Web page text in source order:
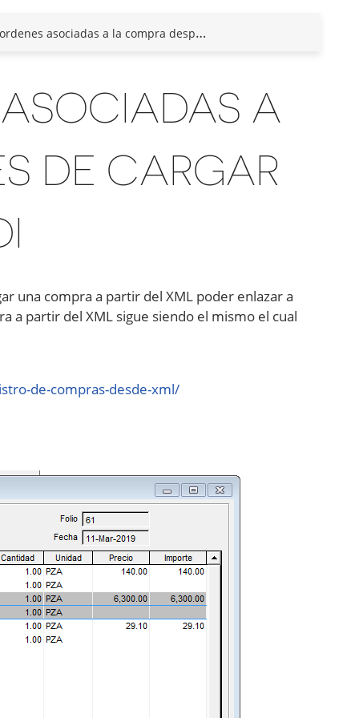
asociadas a la compra después de cargar un CFDI
A
DE CARGAR
una compra a partir del XML poder enlazar a
a partir del XML sigue siendo el mismo el cual
de-compras-desde-xml/